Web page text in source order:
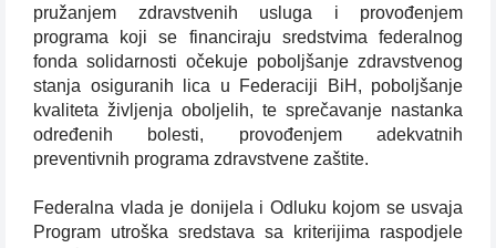
pružanjem zdravstvenih usluga i provođenjem
programa koji se financiraju sredstvima federalnog
fonda solidarnosti očekuje poboljšanje zdravstvenog
stanja osiguranih lica u Federaciji BiH, poboljšanje
kvaliteta življenja oboljelih, te sprečavanje nastanka
određenih bolesti, provođenjem adekvatnih
preventivnih programa zdravstvene zaštite.
Federalna vlada je donijela i Odluku kojom se usvaja
Program utroška sredstava sa kriterijima raspodjele